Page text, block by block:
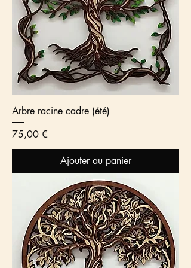
Arbre racine cadre (été)
Prix
75,00 €
Ajouter au panier